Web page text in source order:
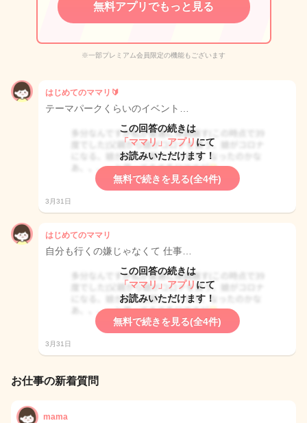
無料アプリでもっと見る
※一部プレミアム会員限定の機能もございます
はじめてのママリ🔰
テーマパークくらいのイベント…
この回答の続きは
「ママリ」アプリ にて
お読みいただけます！
無料で続きを見る(全4件)
3月31日
はじめてのママリ
自分も行くの嫌じゃなくて 仕事…
この回答の続きは
「ママリ」アプリ にて
お読みいただけます！
無料で続きを見る(全4件)
3月31日
お仕事の新着質問
mama